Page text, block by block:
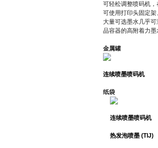
可轻松调整喷码机
可使用打印头固定
大量可选墨水几乎
品容器的高附着力墨
金属罐
连续喷墨喷码机
纸袋
连续喷墨喷码机
热发泡喷墨 (TIJ)